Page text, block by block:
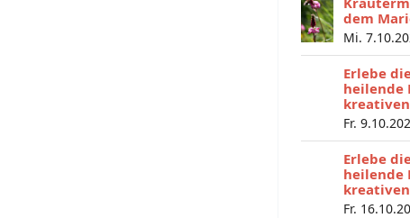
dem
Mi.
Erlebe
heilende
Fr.
Erlebe
heilende
Fr.